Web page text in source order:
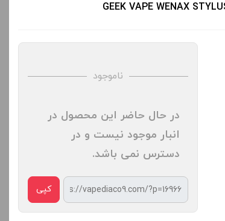
ناموجود
در حال حاضر این محصول در
انبار موجود نیست و در
دسترس نمی باشد.
کپی